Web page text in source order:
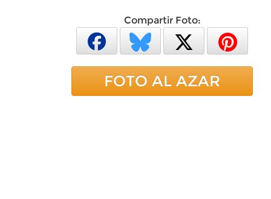
Compartir Foto:
FOTO AL AZAR